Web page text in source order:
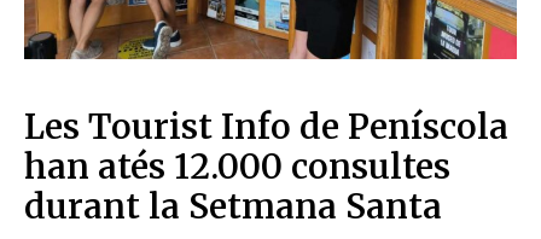
Les Tourist Info de Peníscola
han atés 12.000 consultes
durant la Setmana Santa